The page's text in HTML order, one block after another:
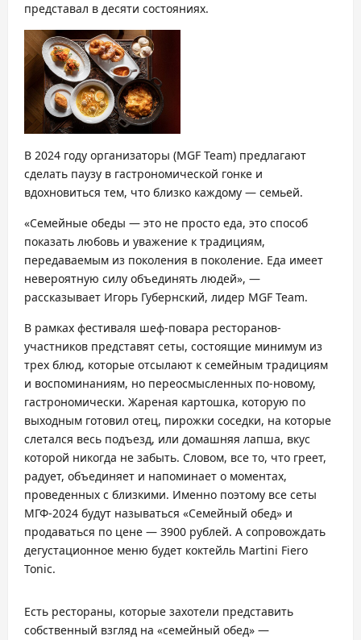
представал в десяти состояниях.
В 2024 году организаторы (MGF Team) предлагают
сделать паузу в гастрономической гонке и
вдохновиться тем, что близко каждому — семьей.
«Семейные обеды — это не просто еда, это способ
показать любовь и уважение к традициям,
передаваемым из поколения в поколение. Еда имеет
невероятную силу объединять людей», —
рассказывает Игорь Губернский, лидер MGF Team.
В рамках фестиваля шеф-повара ресторанов-
участников представят сеты, состоящие минимум из
трех блюд, которые отсылают к семейным традициям
и воспоминаниям, но переосмысленных по-новому,
гастрономически. Жареная картошка, которую по
выходным готовил отец, пирожки соседки, на которые
слетался весь подъезд, или домашняя лапша, вкус
которой никогда не забыть. Словом, все то, что греет,
радует, объединяет и напоминает о моментах,
проведенных с близкими. Именно поэтому все сеты
МГФ-2024 будут называться «Семейный обед» и
продаваться по цене — 3900 рублей. А сопровождать
дегустационное меню будет коктейль Martini Fiero
Tonic.
Есть рестораны, которые захотели представить
собственный взгляд на «семейный обед» —